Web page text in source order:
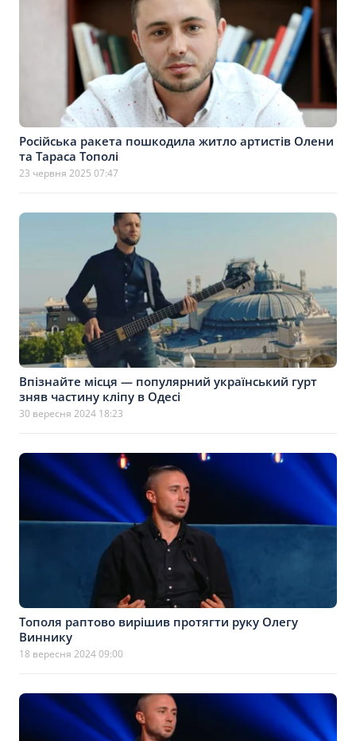
Російська ракета пошкодила житло артистів Олени
та Тараса Тополі
23 червня 2025 07:47
Впізнайте місця — популярний український гурт
зняв частину кліпу в Одесі
30 вересня 2024 18:23
Тополя раптово вирішив протягти руку Олегу
Виннику
18 вересня 2024 09:00